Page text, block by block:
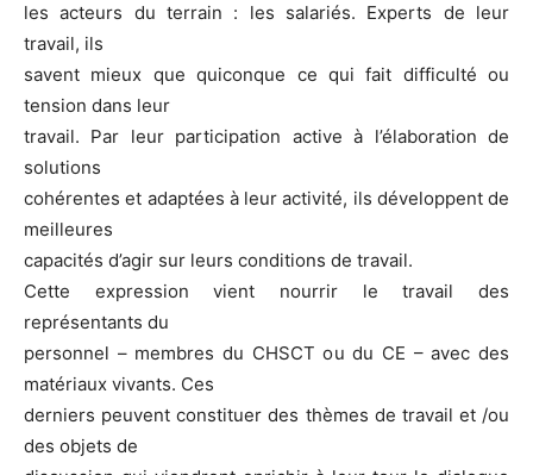
les acteurs du terrain : les salariés. Experts de leur
travail, ils
savent mieux que quiconque ce qui fait difficulté ou
tension dans leur
travail. Par leur participation active à l’élaboration de
solutions
cohérentes et adaptées à leur activité, ils développent de
meilleures
capacités d’agir sur leurs conditions de travail.
Cette expression vient nourrir le travail des
représentants du
personnel – membres du CHSCT ou du CE – avec des
matériaux vivants. Ces
derniers peuvent constituer des thèmes de travail et /ou
des objets de